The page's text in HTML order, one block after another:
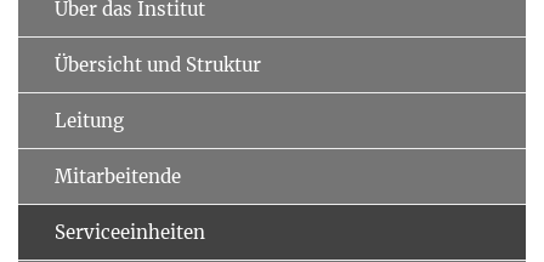
Über das Institut
Übersicht und Struktur
Leitung
Mitarbeitende
Serviceeinheiten